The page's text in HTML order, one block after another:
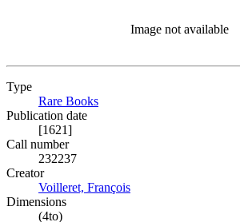
Image not available
Type
Rare Books
Publication date
[1621]
Call number
232237
Creator
Voilleret, François
Dimensions
(4to)